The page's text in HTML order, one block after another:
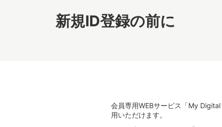
新規ID登録の前に
会員専用WEBサービス「My
用いただけます。